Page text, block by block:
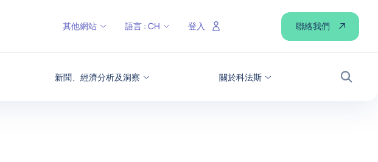
新聞、經濟分析及洞察 關於科法斯
搜尋
其他網站 語言 : CH 登入 聯絡我們